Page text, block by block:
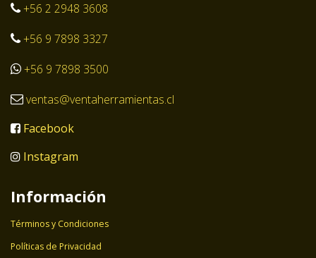
+56 2 2948 3608
+56 9 7898 3327
+56 9 7898 3500
ventas@ventaherramientas.cl
Facebook
Instagram
Información
Términos y Condiciones
Políticas de Privacidad